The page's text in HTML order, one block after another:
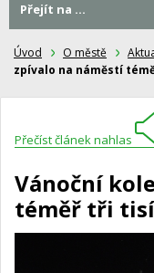
Úvod O městě
zpívalo na náměstí
Přečíst článek nahlas
Vánoční
téměř tři
Přejít na ...